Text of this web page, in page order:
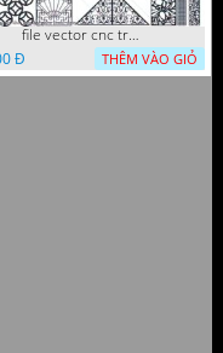
file vector cnc trang tri khoi tron tru nghe thuat
Đ
THÊM VÀO GIỎ